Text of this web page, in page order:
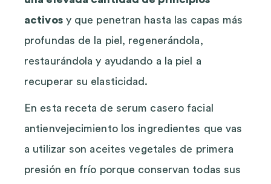
activosy que penetran hasta las capas más
profundas de la piel, regenerándola,
restaurándola y ayudando a la piel a
recuperar su elasticidad.
En esta receta de serum casero facial
antienvejecimiento los ingredientes que vas
a utilizar son aceites vegetales de primera
presión en frío porque conservan todas sus